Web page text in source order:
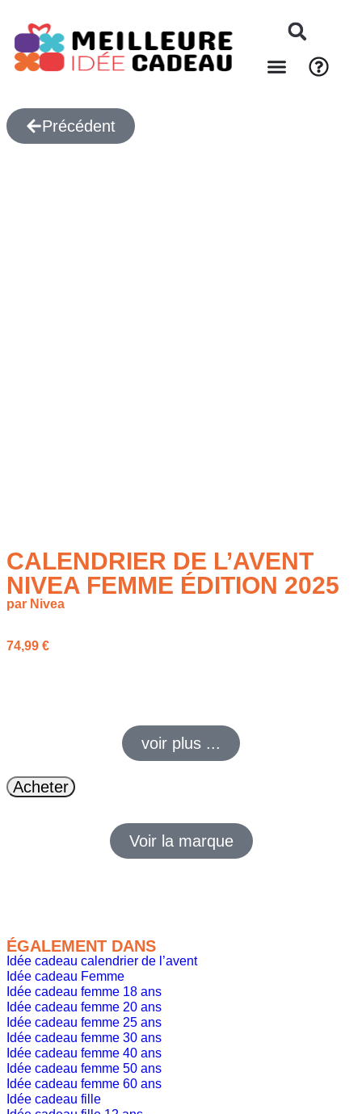
Précédent
CALENDRIER DE L’AVENT
NIVEA FEMME ÉDITION 2025
par Nivea
74,99 €
voir plus ...
Acheter
Voir la marque
ÉGALEMENT DANS
Idée cadeau calendrier de l’avent
Idée cadeau Femme
Idée cadeau femme 18 ans
Idée cadeau femme 20 ans
Idée cadeau femme 25 ans
Idée cadeau femme 30 ans
Idée cadeau femme 40 ans
Idée cadeau femme 50 ans
Idée cadeau femme 60 ans
Idée cadeau fille